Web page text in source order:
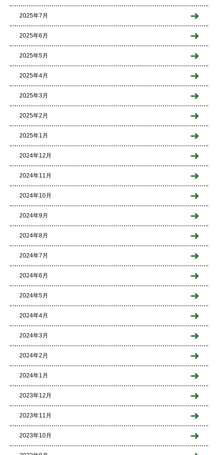
2025年7月
2025年6月
2025年5月
2025年4月
2025年3月
2025年2月
2025年1月
2024年12月
2024年11月
2024年10月
2024年9月
2024年8月
2024年7月
2024年6月
2024年5月
2024年4月
2024年3月
2024年2月
2024年1月
2023年12月
2023年11月
2023年10月